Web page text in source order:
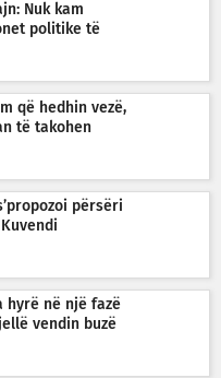
Nuk kam
politike të
që hedhin vezë,
të takohen
përsëri
hyrë në një fazë
vendin buzë